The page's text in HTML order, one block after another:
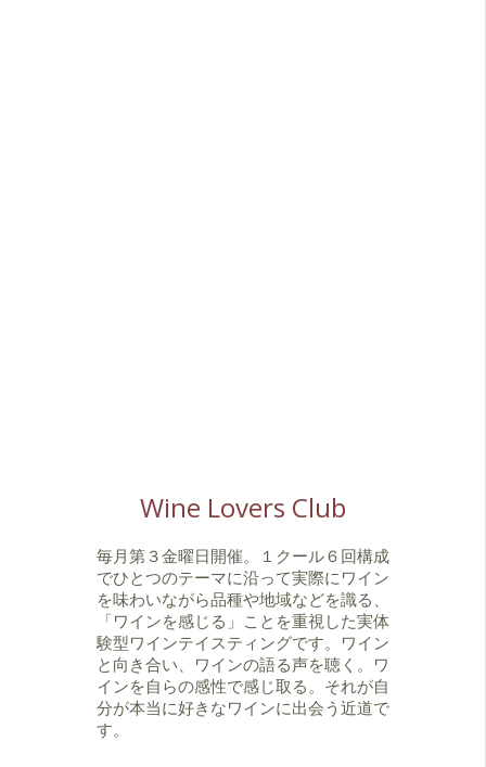
Wine Lovers Club
毎月第３金曜日開催。１クール６回構成
でひとつのテーマに沿って実際にワイン
を味わいながら品種や地域などを識る、
「ワインを感じる」ことを重視した実体
験型ワインテイスティングです。ワイン
と向き合い、ワインの語る声を聴く。ワ
インを自らの感性で感じ取る。それが自
分が本当に好きなワインに出会う近道で
す。